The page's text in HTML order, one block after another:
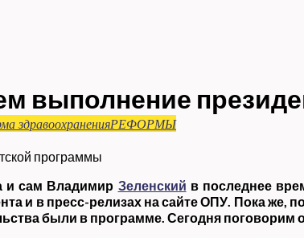
выполнение
здравоохраненияРЕФОРМЫ
и сам Владимир Зеленский в последнее
и в пресс-релизах на сайте ОПУ. Пока же,
были в программе. Сегодня